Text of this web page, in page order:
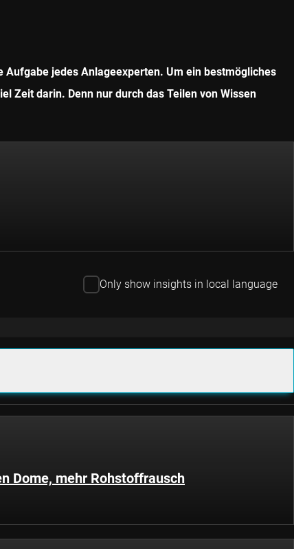
jedes Anlageexperten. Um ein bestmögliches
Zeit darin. Denn nur durch das Teilen von Wissen
Only show insights in local language
Dome, mehr Rohstoffrausch